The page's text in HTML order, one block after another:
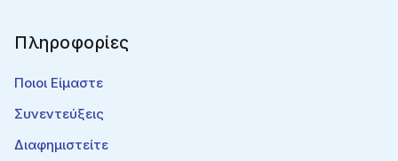
Πληροφορίες
Ποιοι Είμαστε
Συνεντεύξεις
Διαφημιστείτε